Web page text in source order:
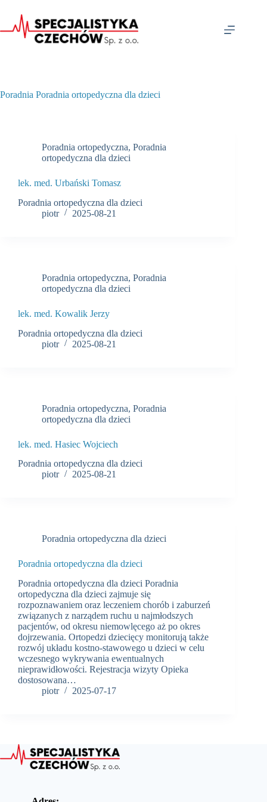
treści
Poradnia Poradnia ortopedyczna dla dzieci
Poradnia ortopedyczna, Poradnia
ortopedyczna dla dzieci
lek. med. Urbański Tomasz
Poradnia ortopedyczna dla dzieci
piotr
2025-08-21
Poradnia ortopedyczna, Poradnia
ortopedyczna dla dzieci
lek. med. Kowalik Jerzy
Poradnia ortopedyczna dla dzieci
piotr
2025-08-21
Poradnia ortopedyczna, Poradnia
ortopedyczna dla dzieci
lek. med. Hasiec Wojciech
Poradnia ortopedyczna dla dzieci
piotr
2025-08-21
Poradnia ortopedyczna dla dzieci
Poradnia ortopedyczna dla dzieci
Poradnia ortopedyczna dla dzieci Poradnia
ortopedyczna dla dzieci zajmuje się
rozpoznawaniem oraz leczeniem chorób i zaburzeń
związanych z narządem ruchu u najmłodszych
pacjentów, od okresu niemowlęcego aż po okres
dojrzewania. Ortopedzi dziecięcy monitorują także
rozwój układu kostno-stawowego u dzieci w celu
wczesnego wykrywania ewentualnych
nieprawidłowości. Rejestracja wizyty Opieka
dostosowana…
piotr
2025-07-17